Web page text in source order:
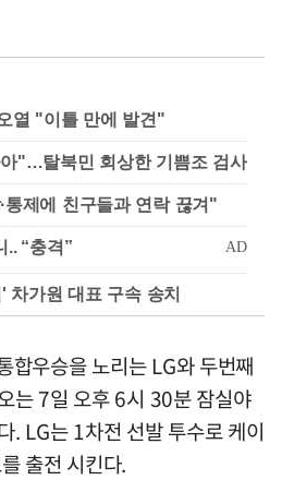
열 "이틀 만에 발견"
"…탈북민 회상한 기쁨조 검사
통제에 친구들과 연락 끊겨"
차가원 대표 구속 송치
합우승을 노리는 LG와 두번째
는 7일 오후 6시 30분 잠실야
. LG는 1차전 선발 투수로 케이
출전 시킨다.